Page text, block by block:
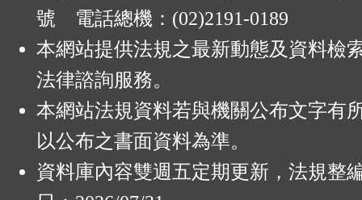
號 電話總機：(02)2191-0189
本網站提供法規之最新動態及資料檢
法律諮詢服務。
本網站法規資料若與機關公布文字有
以公布之書面資料為準。
資料庫內容雙週五定期更新，法規整